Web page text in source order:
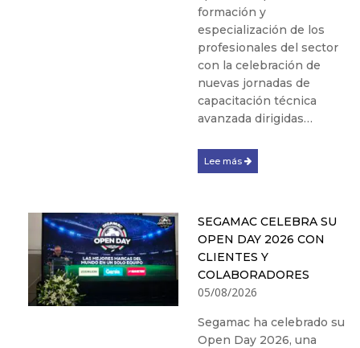
formación y
especialización de los
profesionales del sector
con la celebración de
nuevas jornadas de
capacitación técnica
avanzada dirigidas…
Lee más
SEGAMAC CELEBRA SU
OPEN DAY 2026 CON
CLIENTES Y
COLABORADORES
05/08/2026
Segamac ha celebrado su
Open Day 2026, una